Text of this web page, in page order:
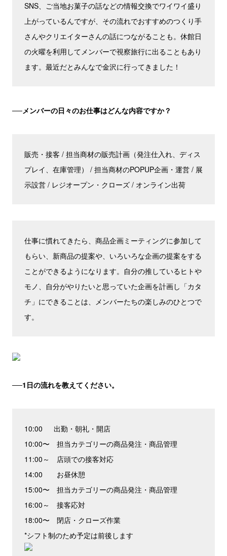
SNS、ご当地お菓子の話などの情報交換でワイワイ盛り
上がっているんですが、その流れでおすすめのつくり手
さんやクリエイターさんの話につながることも。休館日
の火曜を利用してメンバーで視察旅行に出ることもあり
ます。最近だとみんなで金沢に行ってきました！
──メンバーの日々のお仕事はどんな内容ですか？
販売・接客 / 担当商材の販売計画（発注仕入れ、ディス
プレイ、在庫管理） / 担当商材のPOPUP企画・運営 / 展
示設営 / レジオープン・クローズ / オンライン出荷
仕事に慣れてきたら、商品企画ミーティングに参加して
もらい、新商品の提案や、いろいろな企画の提案をする
ことができるようになります。自分の推しているヒトや
モノ、自分がやりたいと思っていた企画を計画し「カタ
チ」にできることは、メンバーたちの楽しみのひとつで
す。
──1日の流れを教えてください。
10:00 出勤・朝礼・開店
10:00〜 担当カテゴリーの商品発注・商品管理
11:00～ 店頭での接客対応
14:00 お昼休憩
15:00〜 担当カテゴリーの商品発注・商品管理
16:00～ 接客応対
18:00〜 閉店・クローズ作業
*シフト制のため予定は前後します